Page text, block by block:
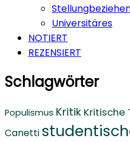
Universitäres
NOTIERT
REZENSIERT
Schlagwörter
Populismus Kritik Kritische
Canetti